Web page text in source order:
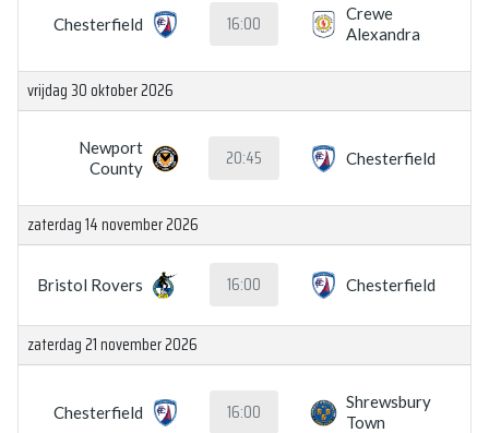
Chesterfield 16:00
Crewe
Alexandra
vrijdag 30 oktober 2026
Newport
County
20:45 Chesterfield
zaterdag 14 november 2026
Bristol Rovers 16:00 Chesterfield
zaterdag 21 november 2026
Chesterfield 16:00
Shrewsbury
Town